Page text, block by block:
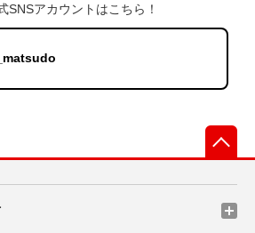
SNSアカウントはこちら！